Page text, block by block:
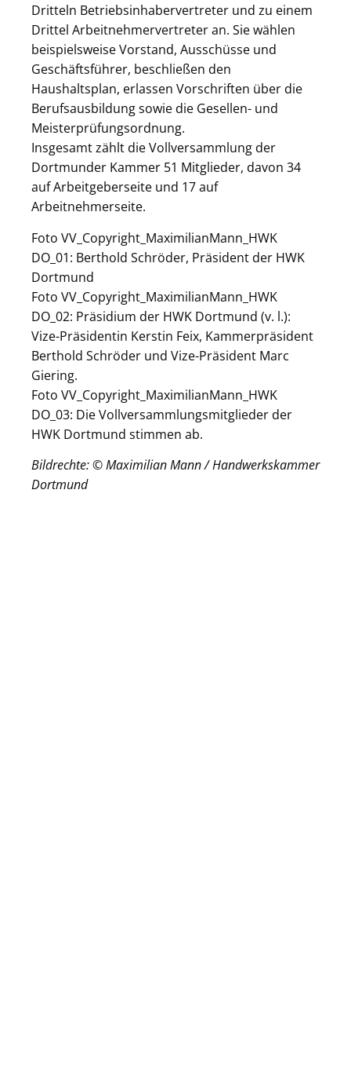
Dritteln Betriebsinhabervertreter und zu einem
Drittel Arbeitnehmervertreter an. Sie wählen
beispielsweise Vorstand, Ausschüsse und
Geschäftsführer, beschließen den
Haushaltsplan, erlassen Vorschriften über die
Berufsausbildung sowie die Gesellen- und
Meisterprüfungsordnung.
Insgesamt zählt die Vollversammlung der
Dortmunder Kammer 51 Mitglieder, davon 34
auf Arbeitgeberseite und 17 auf
Arbeitnehmerseite.
Foto VV_Copyright_MaximilianMann_HWK
DO_01: Berthold Schröder, Präsident der HWK
Dortmund
Foto VV_Copyright_MaximilianMann_HWK
DO_02: Präsidium der HWK Dortmund (v. l.):
Vize-Präsidentin Kerstin Feix, Kammerpräsident
Berthold Schröder und Vize-Präsident Marc
Giering.
Foto VV_Copyright_MaximilianMann_HWK
DO_03: Die Vollversammlungsmitglieder der
HWK Dortmund stimmen ab.
Bildrechte: © Maximilian Mann / Handwerkskammer
Dortmund